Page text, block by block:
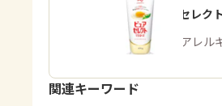
「ピュアセレク
商品・アレル
関連キーワード